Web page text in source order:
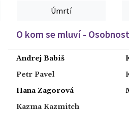
Úmrtí
O kom se mluví -
Andrej Babiš
Petr Pavel
Hana Zagorová
Kazma Kazmitch